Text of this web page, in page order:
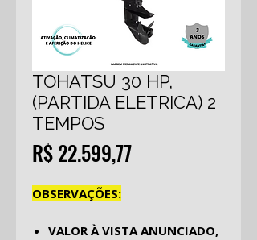
TOHATSU 30 HP,
(PARTIDA ELETRICA) 2
TEMPOS
R$ 22.599,77Preço
OBSERVAÇÕES:
VALOR À VISTA ANUNCIADO,